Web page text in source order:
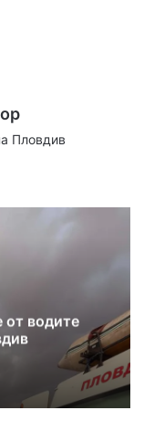
Пловдив
от водите